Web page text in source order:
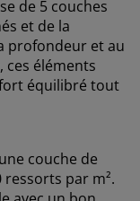
de 5 couches
et de la
profondeur et au
ces éléments
équilibré tout
couche de
ressorts par m².